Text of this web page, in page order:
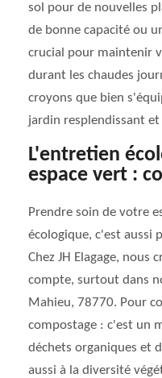
sol pour de nouvelles
de bonne capacité ou
crucial pour maintenir
durant les chaudes
croyons que bien
jardin resplendissant
L'entretien
espace vert :
Prendre soin de votre
écologique, c'est aussi
Chez JH Elagage, nous
compte, surtout dans
Mahieu, 78770. Pour
compostage : c'est un
déchets organiques et
aussi à la diversité